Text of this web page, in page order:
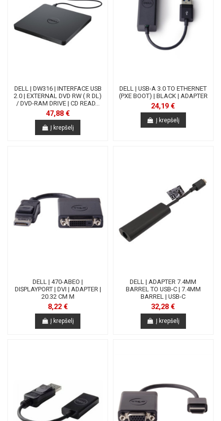
DELL | DW316 | INTERFACE USB
2.0 | EXTERNAL DVD RW ( R DL)
/ DVD-RAM DRIVE | CD READ...
47,88 €
Į krepšelį
DELL | USB-A 3.0 TO ETHERNET
(PXE BOOT) | BLACK | ADAPTER
24,19 €
Į krepšelį
DELL | 470-ABEO |
DISPLAYPORT | DVI | ADAPTER |
20.32 CM M
8,22 €
Į krepšelį
DELL | ADAPTER 7.4MM
BARREL TO USB-C | 7.4MM
BARREL | USB-C
32,28 €
Į krepšelį